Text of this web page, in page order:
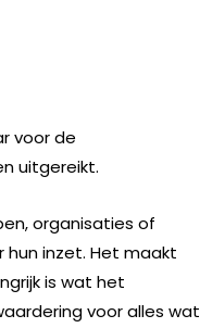
voor de
uitgereikt.
organisaties of
inzet. Het maakt
is wat het
voor alles wat